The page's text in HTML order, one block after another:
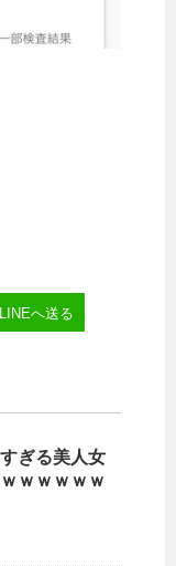
LINEへ送る
ぎる美人女
ｗｗｗｗｗ